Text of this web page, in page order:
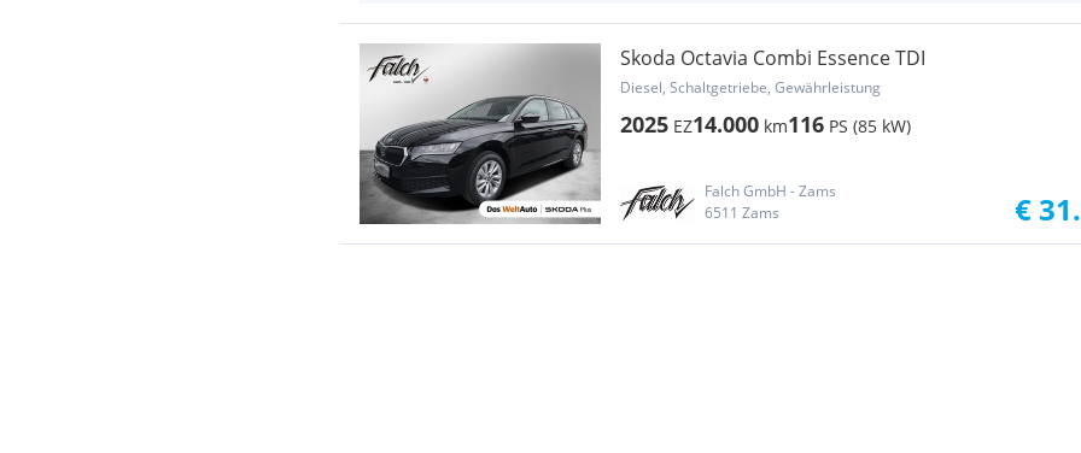
Skoda Octavia Combi Essence TDI
Diesel, Schaltgetriebe, Gewährleistung
2025 EZ14.000 km116 PS (85 kW)
Falch GmbH - Zams
6511 Zams
€